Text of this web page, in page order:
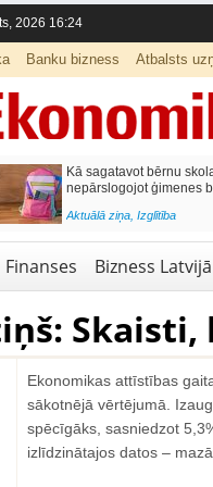
2026 16:24
Banku bizness Atbalsts
Kā sagatavot bērnu skolai,
nepārslogojot ģimenes
Aktuālā ziņa,Izglītība
Finanses Bizness Latvijā
Skaisti,
Ekonomikas attīstības
sākotnējā vērtējumā.
spēcīgāks, sasniedzot
izlīdzinātajos datos –